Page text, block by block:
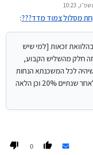
המשכנתא שאינם במסלולי
יחסית מזעריות.
הריביות ירדו, אך עדיין זה לא
שההפרש בריביות עומד רק על
2% לטובת הצמוד מדד בעוד שהאינפלציה
יותר.
חלק בהלוואת זכאות [למי
כן צמוד למדד וזה חלק
10:23
ידי
מסלול צמוד מדד???:
זכאות [למי שיש
חלק מהשליש הקבוע,
לכל המשכנתא הנחות
בעמלות היוון [לאחר שנה 10% הנחה, לאחר שנתיים 20% וכן הלאה
0